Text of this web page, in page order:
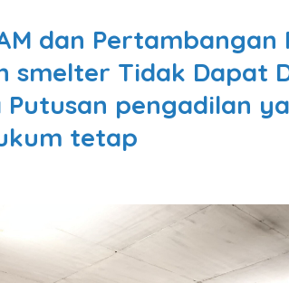
dan Pertambangan
smelter Tidak Dapat
pengadilan
tetap